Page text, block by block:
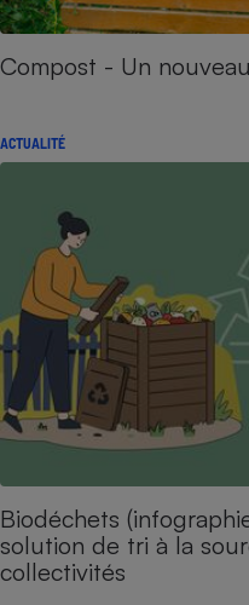
Compost - Un
ACTUALITÉ
Biodéchets
solution de tri à la
collectivités